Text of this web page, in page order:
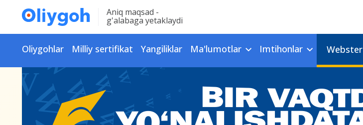
Aniq maqsad -
g'alabaga yetaklaydi
Oliygohlar Milliy sertifikat Yangiliklar Ma'lumotlar Imtihonlar Webster